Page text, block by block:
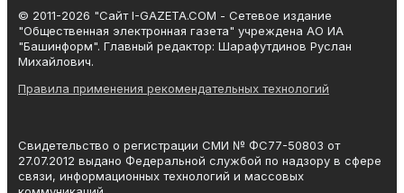
© 2011-2026 "Сайт I-GAZETA.COM - Сетевое издание
"Общественная электронная газета" учреждена АО ИА
"Башинформ". Главный редактор: Шарафутдинов Руслан
Михайлович.
Правила применения рекомендательных технологий
Свидетельство о регистрации СМИ № ФС77-50803 от
27.07.2012 выдано Федеральной службой по надзору в сфере
связи, информационных технологий и массовых